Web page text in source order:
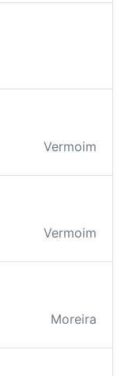
Vermoim
Vermoim
Moreira